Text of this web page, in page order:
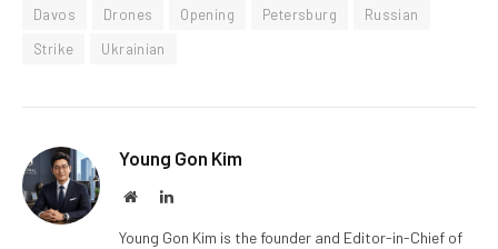
Davos Drones Opening Petersburg
Russian
Strike
Ukrainian
Young Gon Kim
WebsiteLinkedIn
Young Gon Kim is the founder and Editor-in-Chief of